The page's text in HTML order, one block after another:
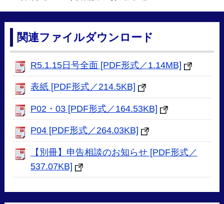
関連ファイルダウンロード
R5.1.15日号全面 [PDF形式／1.14MB]
表紙 [PDF形式／214.5KB]
P02・03 [PDF形式／164.53KB]
P04 [PDF形式／264.03KB]
【別冊】申告相談のお知らせ [PDF形式／
537.07KB]